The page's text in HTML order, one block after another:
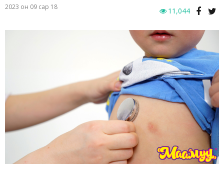
2023 он 09 сар 18 11,044